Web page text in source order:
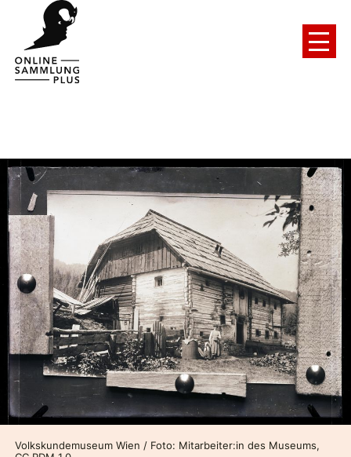
Volkskundemuseum Wien / Foto: Mitarbeiter:in des Museums,